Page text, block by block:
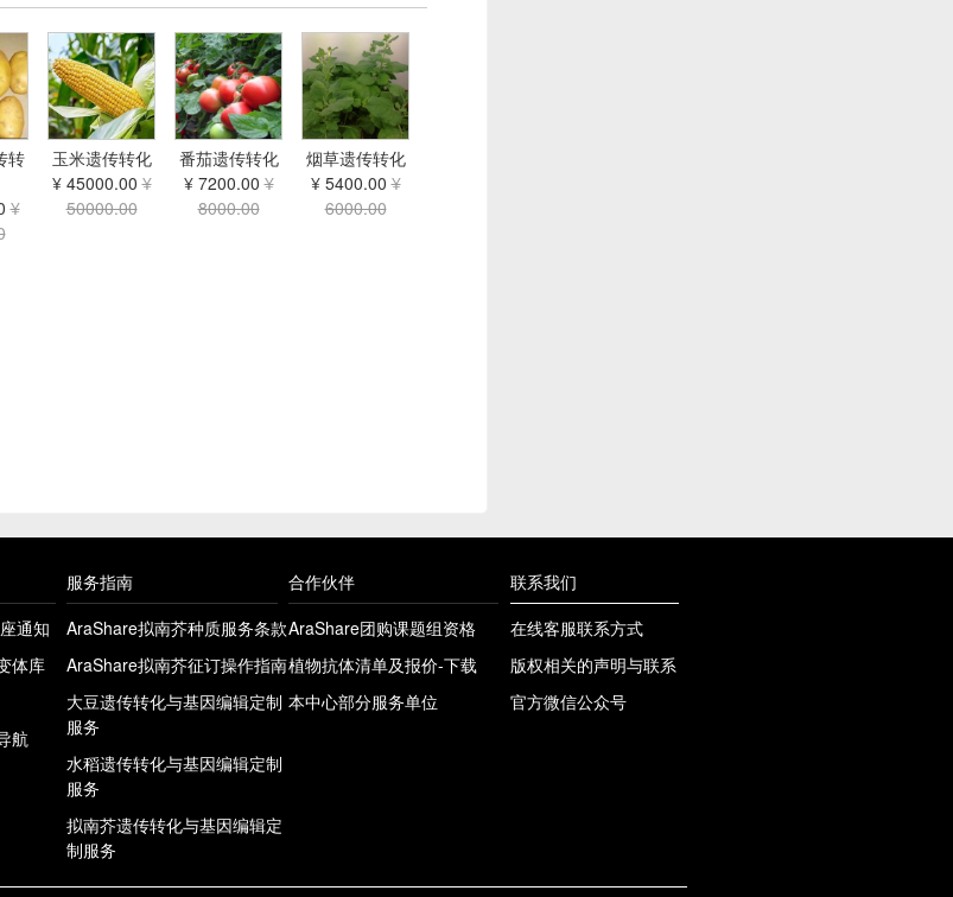
转
¥
玉米遗传转化
¥ 45000.00¥
50000.00
番茄遗传转化
¥ 7200.00¥
8000.00
烟草遗传转化
¥ 5400.00¥
6000.00
通知
体库
航
服务指南
AraShare拟南芥种质服务条款
AraShare拟南芥征订操作指南
大豆遗传转化与基因编辑定制
服务
水稻遗传转化与基因编辑定制
服务
拟南芥遗传转化与基因编辑定
制服务
合作伙伴
AraShare团购课题组资格
植物抗体清单及报价-下载
本中心部分服务单位
联系我们
在线客服联系方式
版权相关的声明与联系
官方微信公众号